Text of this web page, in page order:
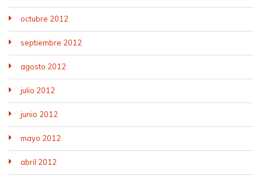
octubre 2012
septiembre 2012
agosto 2012
julio 2012
junio 2012
mayo 2012
abril 2012